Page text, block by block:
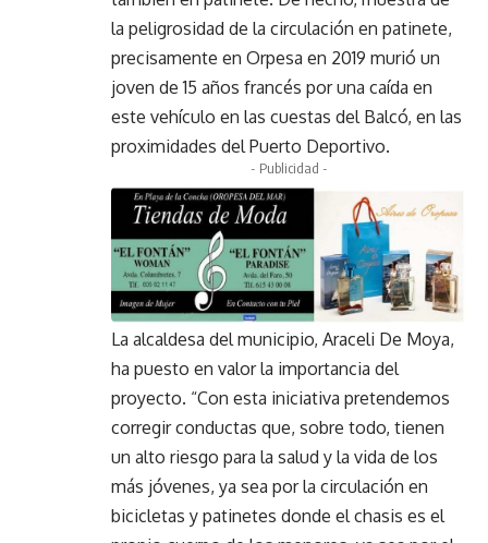
la peligrosidad de la circulación en patinete,
precisamente en Orpesa en 2019 murió un
joven de 15 años francés por una caída en
este vehículo en las cuestas del Balcó, en las
proximidades del Puerto Deportivo.
- Publicidad -
La alcaldesa del municipio, Araceli De Moya,
ha puesto en valor la importancia del
proyecto. “Con esta iniciativa pretendemos
corregir conductas que, sobre todo, tienen
un alto riesgo para la salud y la vida de los
más jóvenes, ya sea por la circulación en
bicicletas y patinetes donde el chasis es el